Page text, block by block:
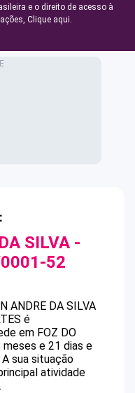
e o direito de acesso à
Clique aqui.
SILVA -
52
ANDRE DA SILVA
é
em FOZ DO
meses e 21 dias e
A sua situação
atividade